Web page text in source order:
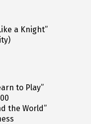
a Knight”
to Play”
the World”